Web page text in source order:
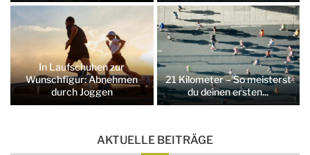
In Laufschuhen zur
Wunschfigur: Abnehmen
durch Joggen
21 Kilometer – So meisterst
du deinen ersten...
AKTUELLE BEITRÄGE